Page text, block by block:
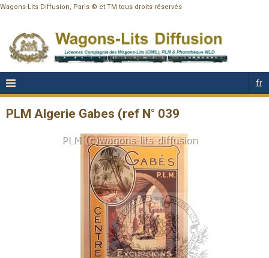
Wagons-Lits Diffusion, Paris © et TM tous droits réservés
fr
PLM Algerie Gabes (ref N° 039